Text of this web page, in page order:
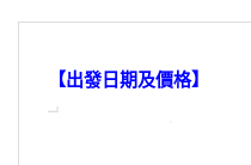
【出發日期及價格】